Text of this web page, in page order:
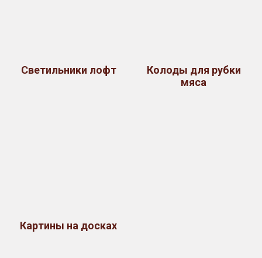
Светильники лофт
Колоды для рубки
мяса
Картины на досках